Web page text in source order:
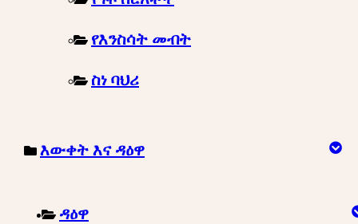
የእንስሳት መብት
ስነ ባህሪ
እውቀት እና ዳዕዋ
ዳዕዋ